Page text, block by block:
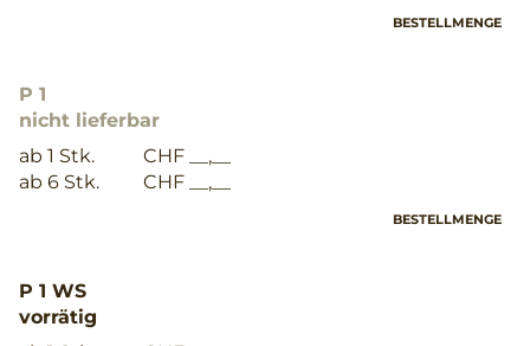
BESTELLMENGE
P 1
nicht lieferbar
ab 1 Stk.
CHF __,__
ab 6 Stk.
CHF __,__
BESTELLMENGE
P 1 WS
vorrätig